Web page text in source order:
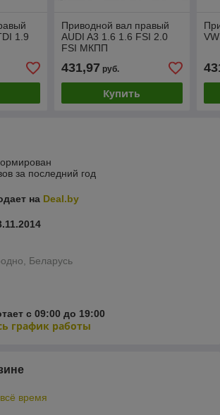
1.9
Приводной вал правый
AUDI A3 1.6 1.6 FSI 2.0
FSI МКПП
431,97 руб.
Купить
за последний год
на Deal.by
Беларусь
с 09:00 до 19:00
график работы
время